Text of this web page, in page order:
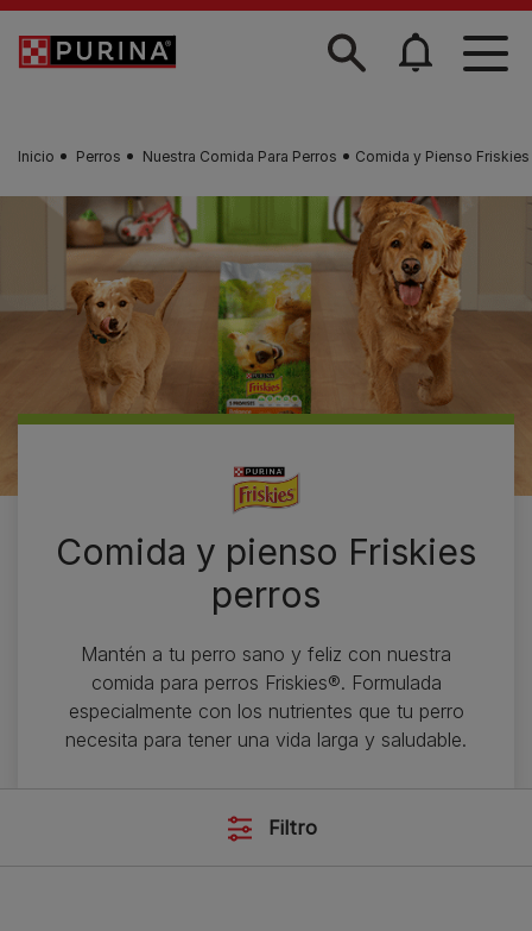
Skip to main content
Inicio Perros Nuestra Comida Para Perros Comida y Pienso
Comida y pienso Friskies
perros
Mantén a tu perro sano y feliz con nuestra
comida para perros Friskies®. Formulada
especialmente con los nutrientes que tu perro
necesita para tener una vida larga y saludable.
Filtro